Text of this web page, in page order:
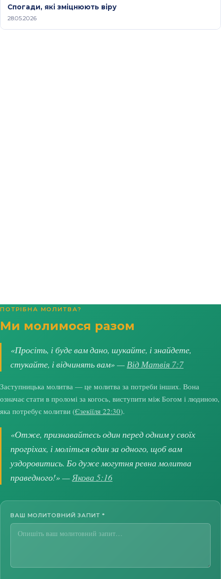
Спогади, які зміцнюють віру
28.05.2026
ПОТРІБНА МОЛИТВА?
Ми молимося разом
«Просіть, і буде вам дано, шукайте, і знайдете,
стукайте, і відчинять вам» —Від Матвія 7:7
Заступницька молитва — це молитва за потреби інших. Вона
означає стати в проломі за когось, виступити між Богом і людиною,
яка потребує молитви (Єзекіїля 22:30).
«Отже, признавайтесь один перед одним у своїх
прогріхах, і моліться один за одного, щоб вам
уздоровитись. Бо дуже могутня ревна молитва
праведного!» —Якова 5:16
ВАШ МОЛИТОВНИЙ ЗАПИТ *